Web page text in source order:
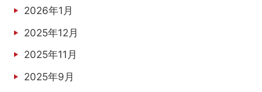
2026年1月
2025年12月
2025年11月
2025年9月